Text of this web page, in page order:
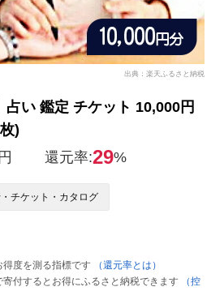
出典：楽天ふるさと納税
占い 鑑定 チケット 10,000円
)
円 還元率:29%
チケット・カタログ
度を測る指標です
（還元率とは）
付するとお得にふるさと納税できます
（控